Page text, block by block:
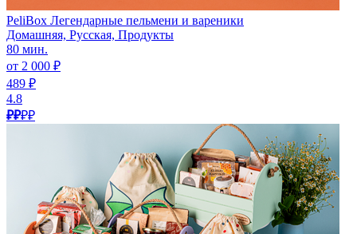
PeliBox Легендарные пельмени и вареники
Домашняя, Русская, Продукты
80 мин.
от 2 000 ₽
489 ₽
4.8
₽₽₽₽